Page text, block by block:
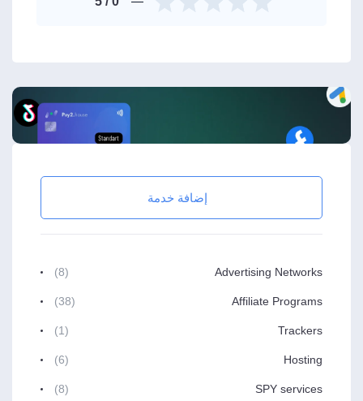
إضافة خدمة
Advertising Networks
(8)
Affiliate Programs
(38)
Trackers
(1)
Hosting
(6)
SPY services
(8)